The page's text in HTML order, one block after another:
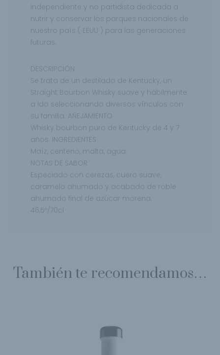
independiente y no partidista dedicada a
nutrir y conservar los parques nacionales de
nuestro país ( EEUU ) para las generaciones
futuras.
DESCRIPCIÓN
Se trata de un destilado de Kentucky, un
Straight Bourbon Whisky suave y hábilmente
a ido seleccionando diversos vínculos con
su familia. AÑEJAMIENTO
Whisky bourbon puro de Kentucky de 4 y 7
años. INGREDIENTES
Maíz, centeno, malta, agua.
NOTAS DE SABOR
Especiado con cerezas, cuero suave,
caramelo ahumado y acabado de roble
ahumado final de azúcar morena.
46,5º/70cl
También te recomendamos…